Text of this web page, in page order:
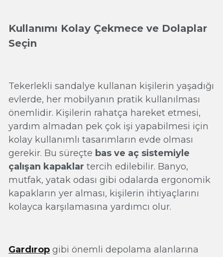
Kullanımı Kolay Çekmece ve Dolaplar
Seçin
Tekerlekli sandalye kullanan kişilerin yaşadığı
evlerde, her mobilyanın pratik kullanılması
önemlidir. Kişilerin rahatça hareket etmesi,
yardım almadan pek çok işi yapabilmesi için
kolay kullanımlı tasarımların evde olması
gerekir. Bu süreçte bas ve aç sistemiyle
çalışan kapaklar tercih edilebilir. Banyo,
mutfak, yatak odası gibi odalarda ergonomik
kapakların yer alması, kişilerin ihtiyaçlarını
kolayca karşılamasına yardımcı olur.
Gardırop gibi önemli depolama alanlarına